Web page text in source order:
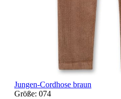
Jungen-Cordhose braun
Größe: 074